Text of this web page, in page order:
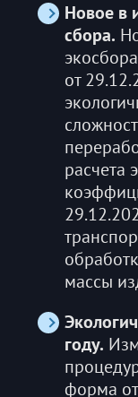
Новое в
сбора.
от
расчета
массы
году.
форма